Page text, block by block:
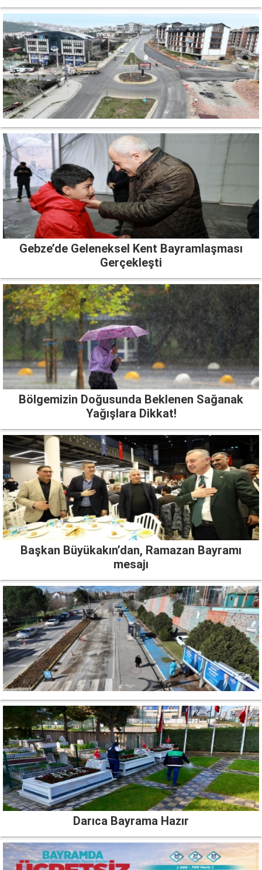
Gebze’de Geleneksel Kent Bayramlaşması
Gerçekleşti
Bölgemizin Doğusunda Beklenen Sağanak
Yağışlara Dikkat!
Başkan Büyükakın’dan, Ramazan Bayramı
mesajı
Darıca Bayrama Hazır